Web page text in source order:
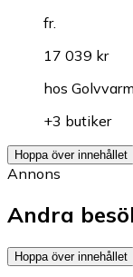
fr.
17 039 kr
hos
+3 butiker
Hoppa över innehållet
Annons
Andra
Hoppa över innehållet